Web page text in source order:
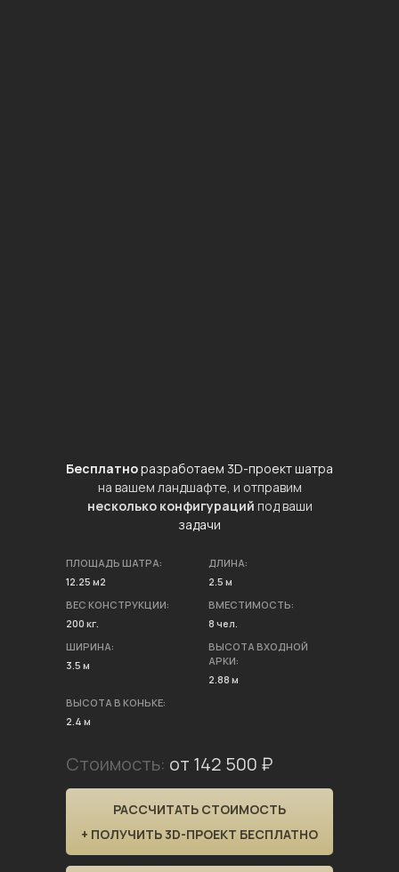
Бесплатноразработаем 3D-проект шатра
на вашем ландшафте, и отправим
несколько конфигураций под ваши
задачи
ПЛОЩАДЬ ШАТРА:
12.25 м2
ДЛИНА:
2.5 м
ВЕС КОНСТРУКЦИИ:
200 кг.
ВМЕСТИМОСТЬ:
8 чел.
ШИРИНА:
3.5 м
ВЫСОТА ВХОДНОЙ
АРКИ:
2.88 м
ВЫСОТА В КОНЬКЕ:
2.4 м
Стоимость: от 142 500 ₽
РАССЧИТАТЬ СТОИМОСТЬ
+ ПОЛУЧИТЬ 3D-ПРОЕКТ БЕСПЛАТНО